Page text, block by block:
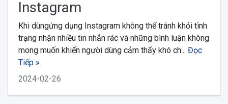
Instagram
Khi dùngứng dụng Instagram không thể tránh khỏi tình
trạng nhận nhiều tin nhắn rác và những bình luận không
mong muốn khiến người dùng cảm thấy khó ch... Đọc
Tiếp »
2024-02-26